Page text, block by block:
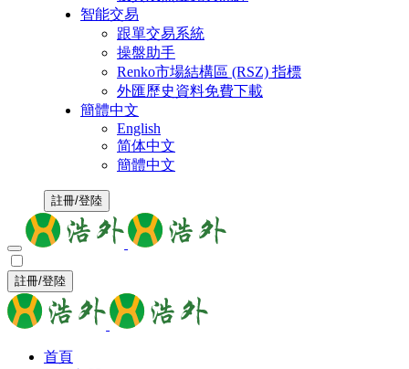
智能交易
跟單交易系統
操盤助手
Renko市場結構區 (RSZ) 指標
外匯歷史資料免費下載
簡體中文
English
简体中文
簡體中文
註冊/登陸
註冊/登陸
首頁